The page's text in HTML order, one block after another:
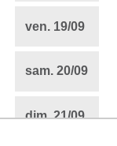
ven. 19/09
sam. 20/09
dim.21/09